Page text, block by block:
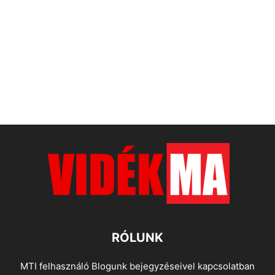
RÓLUNK
MTI felhasználó Blogunk bejegyzéseivel kapcsolatban